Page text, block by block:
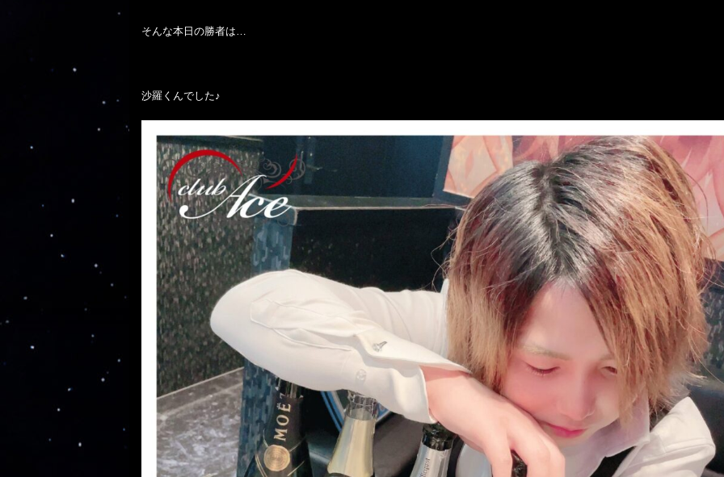
そんな本日の勝者は…
沙羅くんでした♪